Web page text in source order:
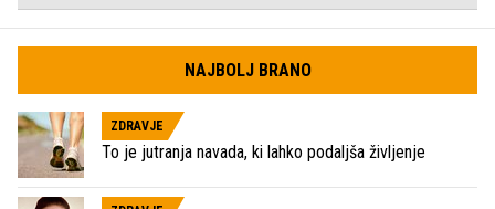
NAJBOLJ BRANO
ZDRAVJE
To je jutranja navada, ki lahko podaljša življenje